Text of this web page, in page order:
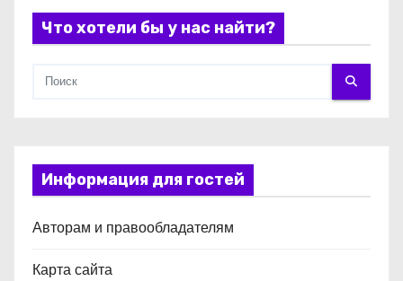
я
м
Что хотели бы у нас найти?
Информация для гостей
Авторам и правообладателям
Карта сайта